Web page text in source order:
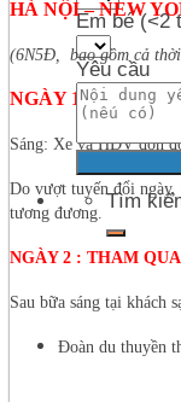
Em bé (<2
Yêu cầu
Tìm
HÀ NỘI – NEW
(6N5Đ, bao gồm cả
NGÀY 1: HÀ
Sáng: Xe và HDV đón
Do vượt tuyến đổi ngày,
tương đương.
NGÀY 2 :
Sau bữa sáng tại khách
Đoàn du thuyền